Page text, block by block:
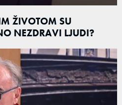
ŽIVOTOM SU
NEZDRAVI LJUDI?